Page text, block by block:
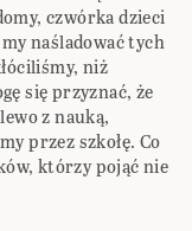
czwórka dzieci
naśladować tych
niż
się przyznać, że
z nauką,
przez szkołę. Co
którzy pojąć nie